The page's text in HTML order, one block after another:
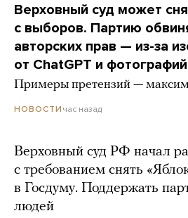
Верховный суд может
с выборов. Партию
авторских прав — из-за
от ChatGPT и
Примеры претензий —
НОВОСТИ час назад
Верховный суд РФ начал
с требованием снять
в Госдуму. Поддержать
людей